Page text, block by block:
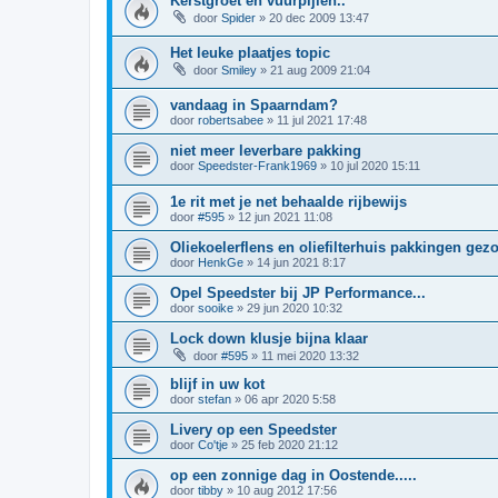
door Spider » 20 dec 2009 13:47
Het leuke plaatjes topic
door Smiley » 21 aug 2009 21:04
vandaag in Spaarndam?
door robertsabee » 11 jul 2021 17:48
niet meer leverbare pakking
door Speedster-Frank1969 » 10 jul 2020 15:11
1e rit met je net behaalde rijbewijs
door #595 » 12 jun 2021 11:08
Oliekoelerflens en oliefilterhuis pakkingen
door HenkGe » 14 jun 2021 8:17
Opel Speedster bij JP Performance...
door sooike » 29 jun 2020 10:32
Lock down klusje bijna klaar
door #595 » 11 mei 2020 13:32
blijf in uw kot
door stefan » 06 apr 2020 5:58
Livery op een Speedster
door Co'tje » 25 feb 2020 21:12
op een zonnige dag in Oostende.....
door tibby » 10 aug 2012 17:56